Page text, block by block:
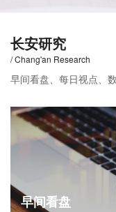
长安研究
/ Chang'an Research
早间看盘、每日视点、
早间看盘